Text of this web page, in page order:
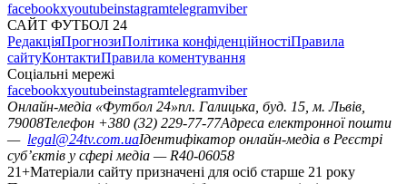
facebookxyoutubeinstagramtelegramviber
САЙТ ФУТБОЛ 24
РедакціяПрогнозиПолітика конфіденційностіПравила
сайтуКонтактиПравила коментування
Соціальні мережі
facebookxyoutubeinstagramtelegramviber
Онлайн-медіа «Футбол 24»пл. Галицька, буд. 15, м. Львів,
79008Телефон +380 (32) 229-77-77Адреса електронної пошти
— legal@24tv.com.uaІдентифікатор онлайн-медіа в Реєстрі
суб’єктів у сфері медіа — R40-06058
21+Матеріали сайту призначені для осіб старше 21 року